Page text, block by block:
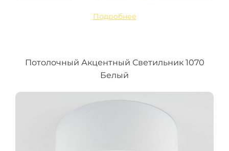
Подробнее
Потолочный Акцентный Светильник 1070
Белый